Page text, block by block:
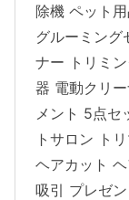
除機 ペット
グルーミング
ナー トリミ
器 電動クリ
メント 5点セ
トサロン ト
ヘアカット
吸引 プレゼン